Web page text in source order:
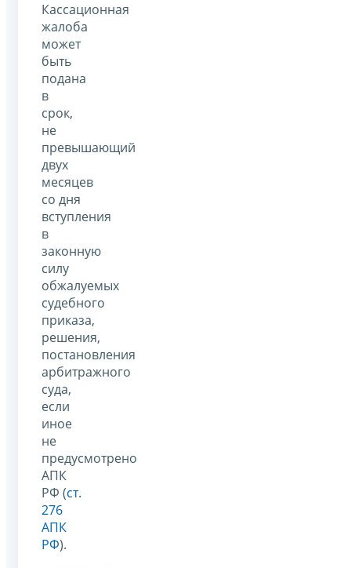
Кассационная
жалоба
может
быть
подана
в
срок,
не
превышающий
двух
месяцев
со дня
вступления
в
законную
силу
обжалуемых
судебного
приказа,
решения,
постановления
арбитражного
суда,
если
иное
не
предусмотрено
АПК
РФ (ст.
276
АПК
РФ).